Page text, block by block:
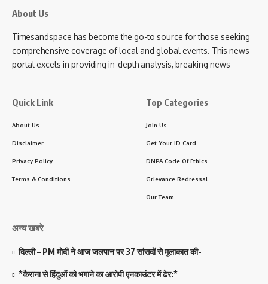
About Us
Timesandspace has become the go-to source for those seeking
comprehensive coverage of local and global events. This news
portal excels in providing in-depth analysis, breaking news
Quick Link
About Us
Disclaimer
Privacy Policy
Terms & Conditions
Top Categories
Join Us
Get Your ID Card
DNPA Code Of Ethics
Grievance Redressal
Our Team
अन्य खबरे
दिल्ली – PM मोदी ने आज जलपान पर 37 सांसदों से मुलाकात की-
*कैराना से हिंदुओं को भगाने का आरोपी एनकाउंटर में ढेर:*